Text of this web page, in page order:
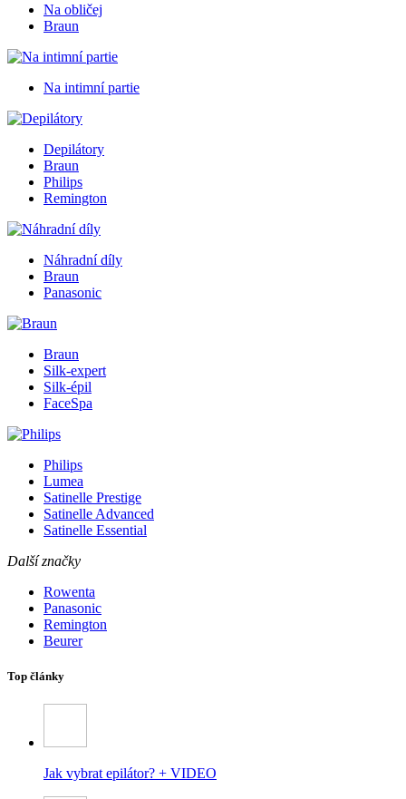
Na obličej
Braun
Na intimní partie
Depilátory
Braun
Philips
Remington
Náhradní díly
Braun
Panasonic
Braun
Silk-expert
Silk-épil
FaceSpa
Philips
Lumea
Satinelle Prestige
Satinelle Advanced
Satinelle Essential
Další značky
Rowenta
Panasonic
Remington
Beurer
Top články
Jak vybrat epilátor? + VIDEO